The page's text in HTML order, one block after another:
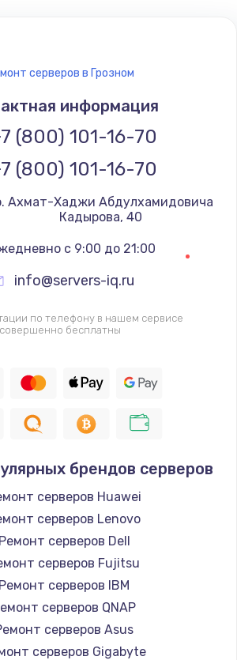
серверов в Грозном
информация
(800) 101-16-70
(800) 101-16-70
Кадырова, 40
с 9:00 до 21:00
info@servers-iq.ru
по телефону в нашем сервисе
совершенно бесплатны
брендов серверов
серверов Huawei
серверов Lenovo
Ремонт серверов Dell
серверов Fujitsu
Ремонт серверов IBM
серверов QNAP
серверов Asus
серверов Gigabyte